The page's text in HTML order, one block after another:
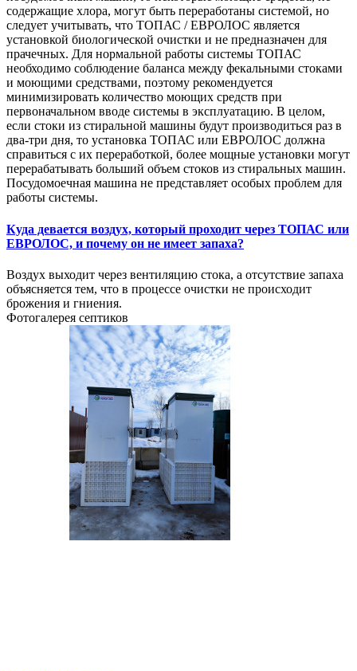
содержащие хлора, могут быть переработаны системой, но
следует учитывать, что ТОПАС / ЕВРОЛОС является
установкой биологической очистки и не предназначен для
прачечных. Для нормальной работы системы ТОПАС
необходимо соблюдение баланса между фекальными стоками
и моющими средствами, поэтому рекомендуется
минимизировать количество моющих средств при
первоначальном вводе системы в эксплуатацию. В целом,
если стоки из стиральной машины будут производиться раз в
два-три дня, то установка ТОПАС или ЕВРОЛОС должна
справиться с их переработкой, более мощные установки могут
перерабатывать больший объем стоков из стиральных машин.
Посудомоечная машина не представляет особых проблем для
работы системы.
Куда девается воздух, который проходит через ТОПАС или
ЕВРОЛОС, и почему он не имеет запаха?
Воздух выходит через вентиляцию стока, а отсутствие запаха
объясняется тем, что в процессе очистки не происходит
брожения и гниения.
Фотогалерея септиков